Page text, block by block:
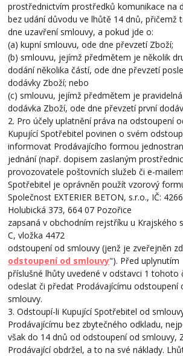
prostřednictvím prostředků komunikace na
bez udání důvodu ve lhůtě 14 dnů, přičemž
dne uzavření smlouvy, a pokud jde o:
(a) kupní smlouvu, ode dne převzetí Zboží;
(b) smlouvu, jejímž předmětem je několik
dodání několika částí, ode dne převzetí
dodávky Zboží; nebo
(c) smlouvu, jejímž předmětem je
dodávka Zboží, ode dne převzetí první
2. Pro účely uplatnění práva na odstoupení
Kupující Spotřebitel povinen o svém
informovat Prodávajícího formou
jednání (např. dopisem zaslaným
provozovatele poštovních služeb či e-
Spotřebitel je oprávněn použít vzorový
Společnost EXTERIER BETON, s.r.o., IČ:
Holubická 373, 664 07 Pozořice
zapsaná v obchodním rejstříku u Krajského
C, vložka 4472
odstoupení od smlouvy (jenž je zveřejněn
odstoupení od smlouvy"). Před uplynutím
příslušné lhůty uvedené v odstavci 1 tohoto
odeslat či předat Prodávajícímu odstoupení
smlouvy.
3. Odstoupí-li Kupující Spotřebitel od
Prodávajícímu bez zbytečného odkladu,
však do 14 dnů od odstoupení od smlouvy,
Prodávající obdržel, a to na své náklady.